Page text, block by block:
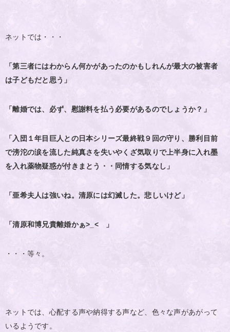
ネットでは・・・
「第三者にはわからん何かがあったのかもしれんが最大の被害者
は子どもだと思う」
「離婚では、必ず、慰謝料を払う必要があるのでしょうか？」
「入団１年目巨人との日本シリーズ最終戦９回の守り、勝利目前
で滂沱の涙を流した純真さを失いやくざ気取りで上半身に入れ墨
を入れ薬物疑惑が付きまとう・・同情する気なし」
「亜希夫人は強いね。清原には幻滅した。悲しいけど」
「清原和博兄貴離婚かぁ>_< 」
・・・等々。
ネットでは、心配する声や納得する声など、色々な声があがって
いるようです。